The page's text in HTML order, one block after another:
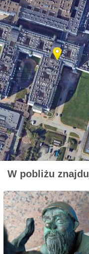
W pobliżu